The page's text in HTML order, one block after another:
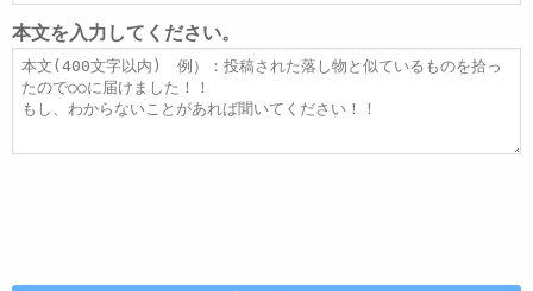
レ
ス
ト
ル
本文を入力してください。
本
文